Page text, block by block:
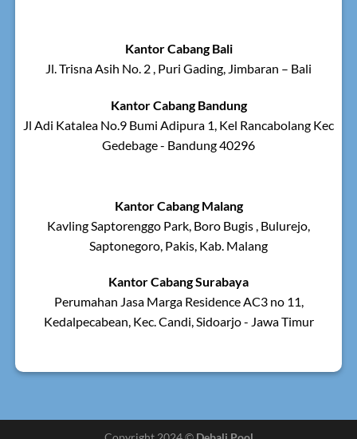
Kantor Cabang Bali
Jl. Trisna Asih No. 2 , Puri Gading, Jimbaran – Bali
Kantor Cabang Bandung
Jl Adi Katalea No.9 Bumi Adipura 1, Kel Rancabolang Kec
Gedebage - Bandung 40296
Kantor Cabang Malang
Kavling Saptorenggo Park, Boro Bugis , Bulurejo,
Saptonegoro, Pakis, Kab. Malang
Kantor Cabang Surabaya
Perumahan Jasa Marga Residence AC3 no 11,
Kedalpecabean, Kec. Candi, Sidoarjo - Jawa Timur